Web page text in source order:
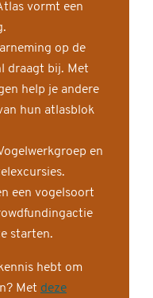
vormt een
op de
draagt bij. Met
help je andere
hun atlasblok
en
een vogelsoort
starten.
hebt om
Met deze